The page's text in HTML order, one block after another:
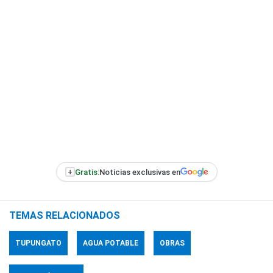
+ Gratis:Noticias exclusivas en
TEMAS RELACIONADOS
TUPUNGATO AGUA POTABLE OBRAS